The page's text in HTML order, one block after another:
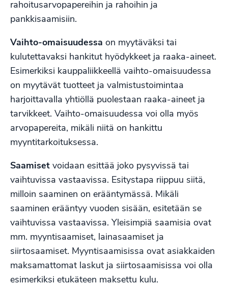
rahoitusarvopapereihin ja rahoihin ja
pankkisaamisiin.
Vaihto-omaisuudessa on myytäväksi tai
kulutettavaksi hankitut hyödykkeet ja raaka-aineet.
Esimerkiksi kauppaliikkeellä vaihto-omaisuudessa
on myytävät tuotteet ja valmistustoimintaa
harjoittavalla yhtiöllä puolestaan raaka-aineet ja
tarvikkeet. Vaihto-omaisuudessa voi olla myös
arvopapereita, mikäli niitä on hankittu
myyntitarkoituksessa.
Saamiset voidaan esittää joko pysyvissä tai
vaihtuvissa vastaavissa. Esitystapa riippuu siitä,
milloin saaminen on erääntymässä. Mikäli
saaminen erääntyy vuoden sisään, esitetään se
vaihtuvissa vastaavissa. Yleisimpiä saamisia ovat
mm. myyntisaamiset, lainasaamiset ja
siirtosaamiset. Myyntisaamisissa ovat asiakkaiden
maksamattomat laskut ja siirtosaamisissa voi olla
esimerkiksi etukäteen maksettu kulu.